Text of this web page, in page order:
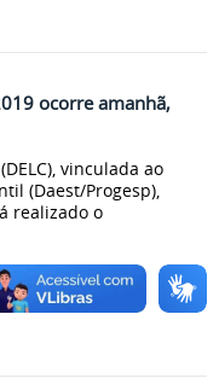
ocorre amanhã,
vinculada ao
(Daest/Progesp),
realizado o